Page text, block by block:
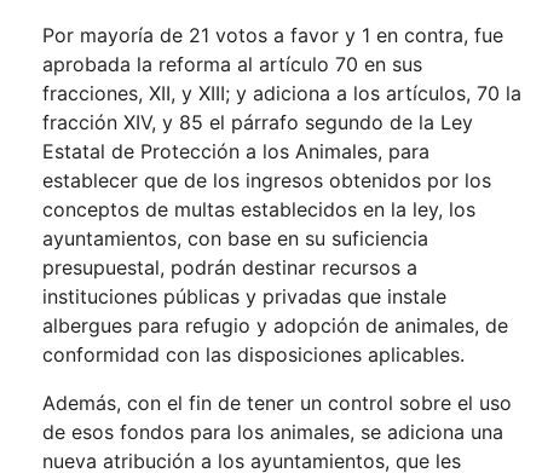
Por mayoría de 21 votos a favor y 1 en contra, fue
aprobada la reforma al artículo 70 en sus
fracciones, XII, y XIII; y adiciona a los artículos, 70 la
fracción XIV, y 85 el párrafo segundo de la Ley
Estatal de Protección a los Animales, para
establecer que de los ingresos obtenidos por los
conceptos de multas establecidos en la ley, los
ayuntamientos, con base en su suficiencia
presupuestal, podrán destinar recursos a
instituciones públicas y privadas que instale
albergues para refugio y adopción de animales, de
conformidad con las disposiciones aplicables.
Además, con el fin de tener un control sobre el uso
de esos fondos para los animales, se adiciona una
nueva atribución a los ayuntamientos, que les